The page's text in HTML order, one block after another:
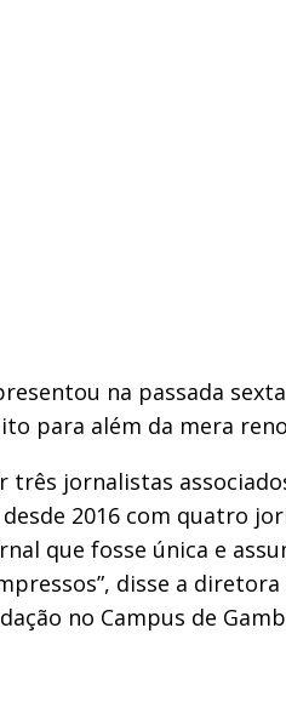
na passada
para além da mera
jornalistas
2016 com quatro
que fosse única e
disse a
no Campus de